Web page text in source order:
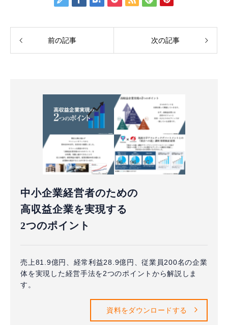
前の記事 次の記事
中小企業経営者のための
高収益企業を実現する
2つのポイント
売上81.9億円、経常利益28.9億円、従業員200名の企業
体を実現した経営手法を2つのポイントから解説しま
す。
資料をダウンロードする